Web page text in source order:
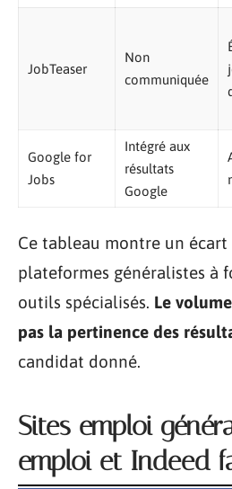
JobTeaser
Non
communiquée
Google for
Jobs
Intégré aux
résultats
Google
Ce tableau montre un
plateformes généralistes à
outils spécialisés. Le
pas la pertinence des
candidat donné.
Sites emploi
emploi et Indeed